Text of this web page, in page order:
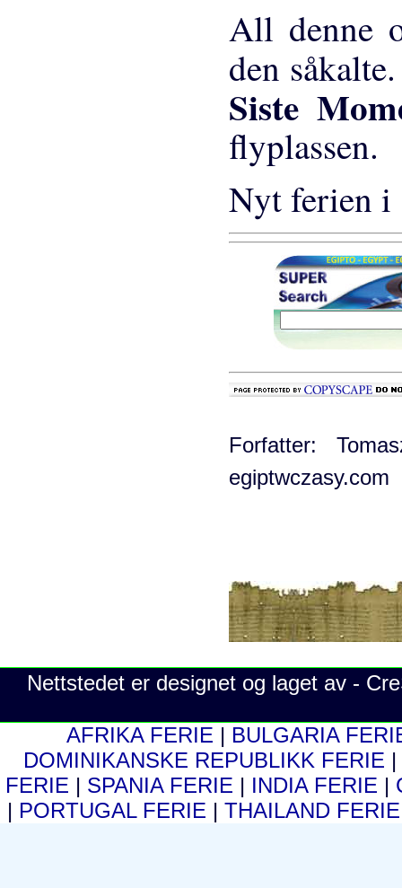
All denne
den
Siste
flyplassen.
Nyt ferien
Forfatter:
egiptwczasy.com
Nettstedet er designet og laget av -
AFRIKA FERIE | BULGARIA
DOMINIKANSKE REPUBLIKK FERIE
FERIE | SPANIA FERIE | INDIA FERIE |
| PORTUGAL FERIE |THAILAND